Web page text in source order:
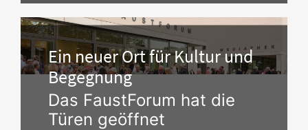
Ein neuer Ort für Kultur und
Begegnung
Das FaustForum hat die
Türen geöffnet